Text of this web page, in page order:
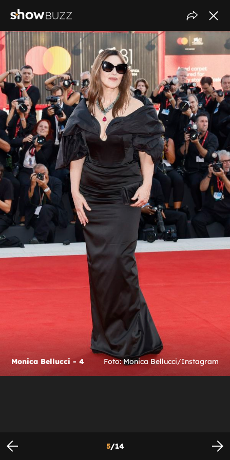
Monica Bellucci - 4 Foto: Monica Bellucci/Instagram
5/14